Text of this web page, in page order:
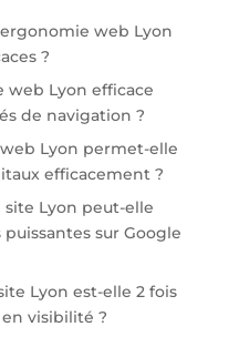
web Lyon
?
Lyon efficace
de navigation ?
Lyon permet-elle
efficacement ?
Lyon peut-elle
sur Google
Lyon est-elle 2 fois
visibilité ?